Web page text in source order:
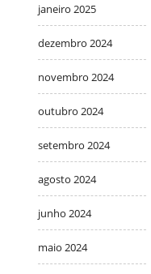
janeiro 2025
dezembro 2024
novembro 2024
outubro 2024
setembro 2024
agosto 2024
junho 2024
maio 2024